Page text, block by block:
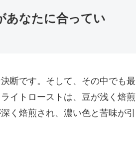
あなたに合ってい
断です。そして、その中でも最
イトローストは、豆が浅く焙煎
く焙煎され、濃い色と苦味が引